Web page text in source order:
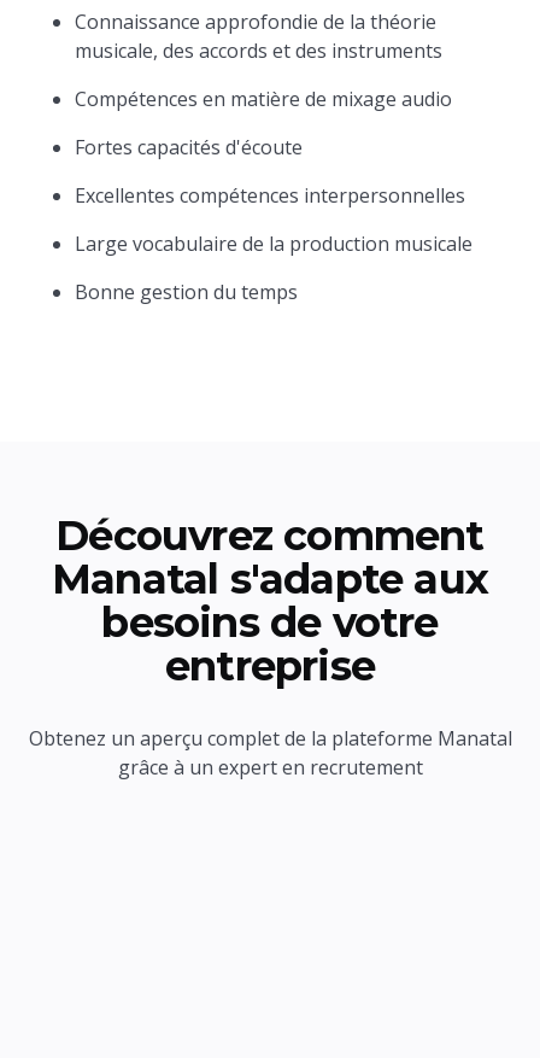
Connaissance approfondie de la théorie
musicale, des accords et des instruments
Compétences en matière de mixage audio
Fortes capacités d'écoute
Excellentes compétences interpersonnelles
Large vocabulaire de la production musicale
Bonne gestion du temps
Découvrez comment
Manatal s'adapte aux
besoins de votre
entreprise
Obtenez un aperçu complet de la plateforme Manatal
grâce à un expert en recrutement